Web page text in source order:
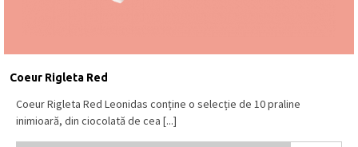
Coeur Rigleta Red
Coeur Rigleta Red Leonidas conține o selecție de 10 praline
inimioară, din ciocolată de cea [...]